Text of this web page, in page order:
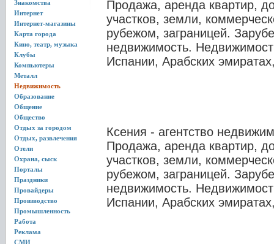
Знакомства
Интернет
Интернет-магазины
Карта города
Кино, театр, музыка
Клубы
Компьютеры
Металл
Недвижимость
Образование
Общение
Общество
Отдых за городом
Отдых, развлечения
Отели
Охрана, сыск
Порталы
Праздники
Провайдеры
Производство
Промышленность
Работа
Реклама
СМИ
Продажа, аренда квартир,
участков, земли,
рубежом, заграницей.
недвижимость.
Испании, Арабских
Ксения - агентство
Продажа, аренда квартир,
участков, земли,
рубежом, заграницей.
недвижимость.
Испании, Арабских